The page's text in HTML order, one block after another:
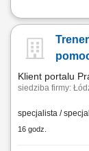
Prowadzenie
Polska;
Klient portalu
siedziba firmy:
specjalista /
16 godz.